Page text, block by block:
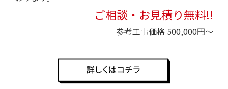
ご相談・お見積り無料!!
参考工事価格 500,000円～